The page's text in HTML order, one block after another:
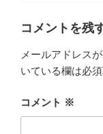
コメントを残
メールアドレス
いている欄は必
コメント ※